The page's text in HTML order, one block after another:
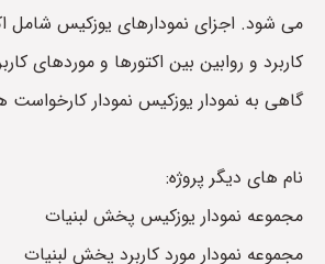
می شود. اجزای نمودارهای یوزکیس شامل
کاربرد و روابین بین اکتورها و موردهای
گاهی به نمودار یوزکیس نمودار
نام های دیگر پروژه:
مجموعه نمودار یوزکیس پخش لبنیات
مجموعه نمودار مورد کاربرد پخش لبنیات